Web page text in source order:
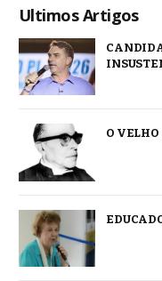
Ultimos Artigos
O VELHO